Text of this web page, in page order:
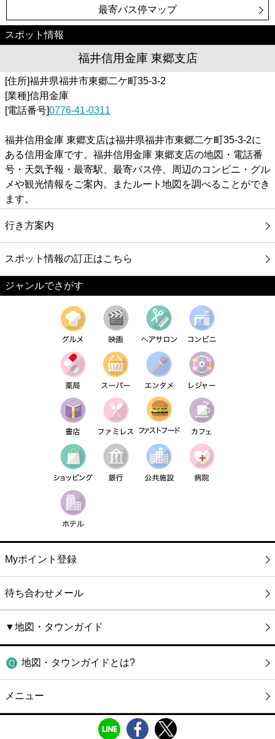
ホテル
最寄バス停マップ
スポット情報
福井信用金庫 東郷支店
[住所]福井県福井市東郷二ケ町35-3-2
[業種]信用金庫
[電話番号]0776-41-0311
福井信用金庫 東郷支店は福井県福井市東郷二ケ町35-3-2に
ある信用金庫です。福井信用金庫 東郷支店の地図・電話番
号・天気予報・最寄駅、最寄バス停、周辺のコンビニ・グル
メや観光情報をご案内。またルート地図を調べることができ
ます。
行き方案内
スポット情報の訂正はこちら
ジャンルでさがす
Myポイント登録
待ち合わせメール
▼地図・タウンガイド
地図・タウンガイドとは?
メニュー